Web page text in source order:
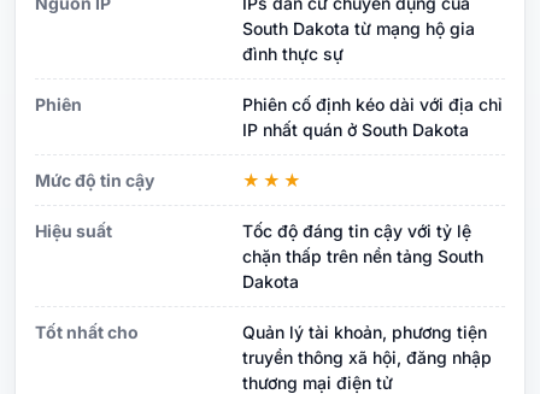
South Dakota từ mạng hộ gia
đình thực sự
Phiên
Phiên cố định kéo dài với địa chỉ
IP nhất quán ở South Dakota
Mức độ tin cậy ★★★
Hiệu suất
Tốc độ đáng tin cậy với tỷ lệ
chặn thấp trên nền tảng South
Dakota
Tốt nhất cho
Quản lý tài khoản, phương tiện
truyền thông xã hội, đăng nhập
thương mại điện tử